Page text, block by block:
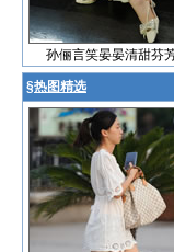
孙俪言笑晏晏清甜芬
§热图精选